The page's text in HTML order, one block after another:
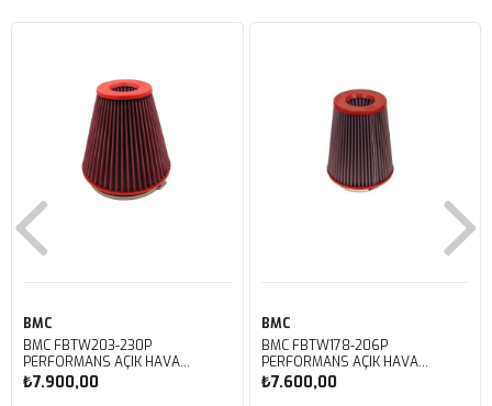
BMC
BMC FBTW203-230P
PERFORMANS AÇIK HAVA
FİLTRESİ
₺7.900,00
BMC
BMC FBTW178-206P
PERFORMANS AÇIK HAVA
FİLTRESİ
₺7.600,00